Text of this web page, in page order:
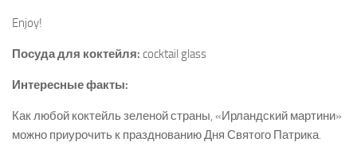
Enjoy!
Посуда для коктейля: cocktail glass
Интересные факты:
Как любой коктейль зеленой страны, «Ирландский мартини»
можно приурочить к празднованию Дня Святого Патрика.